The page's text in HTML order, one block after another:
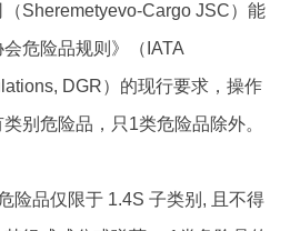
Sheremetyevo-Cargo JSC）能
危险品规则》（IATA
DGR）的现行要求，操作
别危险品，只1类危险品除外。
险品仅限于 1.4S 子类别, 且不得